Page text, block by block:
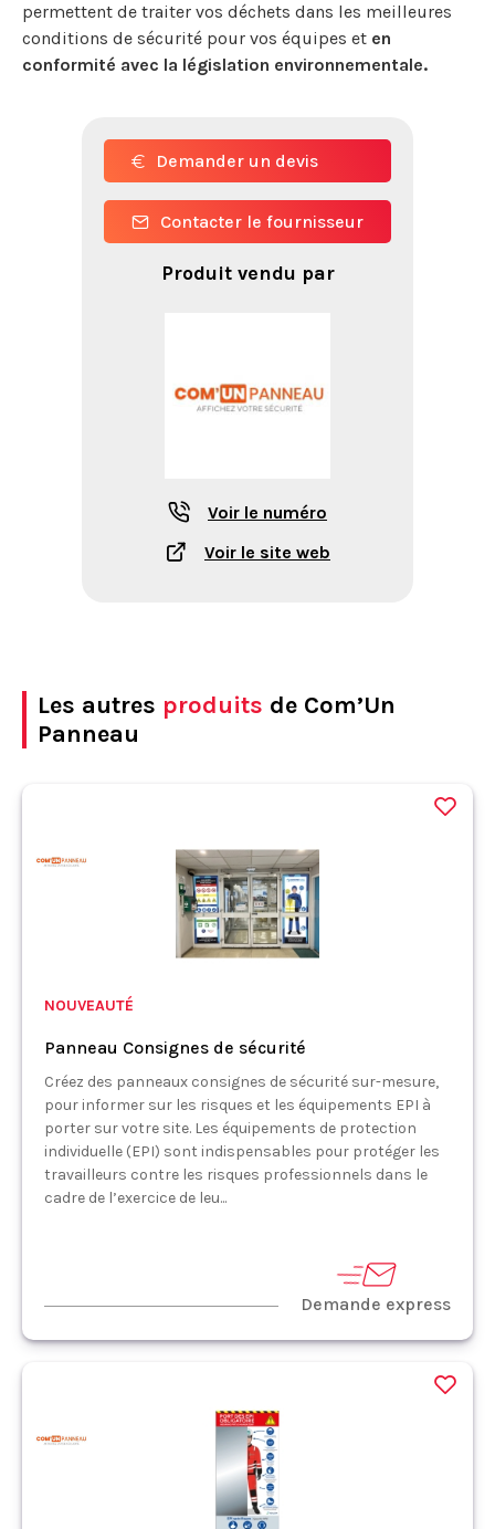
permettent de traiter vos déchets dans les meilleures
conditions de sécurité pour vos équipes et en
conformité avec la législation environnementale.
Demander un devis
Contacter le fournisseur
Produit vendu par
Voir le numéro
Voir le site web
Les autres produits de Com’Un
Panneau
NOUVEAUTÉ
Panneau Consignes de sécurité
Créez des panneaux consignes de sécurité sur-mesure,
pour informer sur les risques et les équipements EPI à
porter sur votre site. Les équipements de protection
individuelle (EPI) sont indispensables pour protéger les
travailleurs contre les risques professionnels dans le
cadre de l’exercice de leu...
Demande express